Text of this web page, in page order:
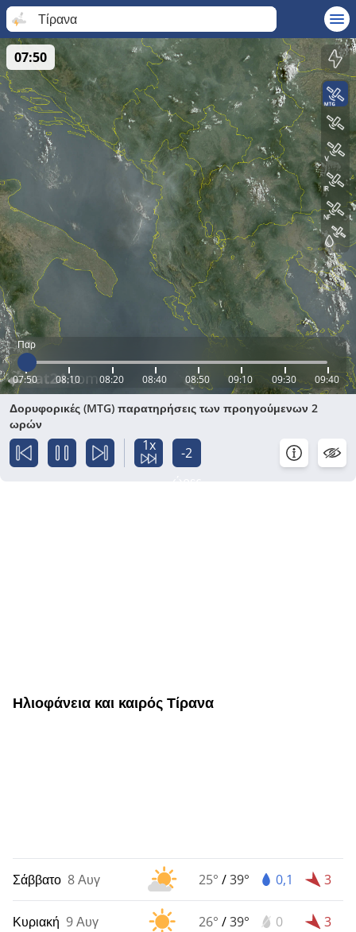
Τίρανα
Παρ
07:50 08:10 08:20 08:40 08:50 09:10 09:30 09:40
07:50
Δορυφορικές (MTG) παρατηρήσεις των προηγούμενων 2
ωρών
1x
-2
Ηλιοφάνεια και καιρός Τίρανα
Σάββατο 8 Αυγ 25° /39° 0,1 3
Κυριακή 9 Αυγ 26° /39° 0 3